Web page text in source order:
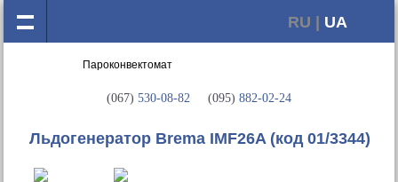
RU | UA
(067) 530-08-82 (095) 882-02-24
Льдогенератор Brema IMF26A(код 01/3344)